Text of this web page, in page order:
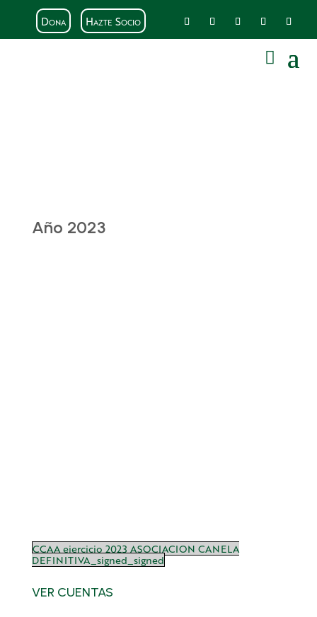
Dona Hazte Socio
Año 2023
CCAA ejercicio 2023 ASOCIACION CANELA
DEFINITIVA_signed_signed
VER CUENTAS